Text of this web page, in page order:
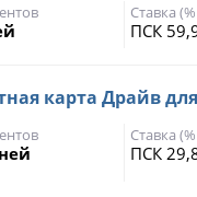
Ставка
ПСК
карта Драйв
Ставка
ПСК